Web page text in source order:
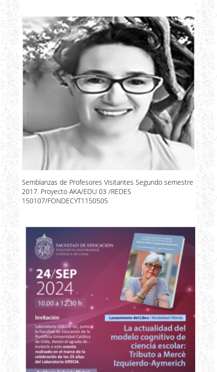
Semblanzas de Profesores Visitantes Segundo semestre
2017. Proyecto AKA/EDU 03 /REDES
150107/FONDECYT1150505